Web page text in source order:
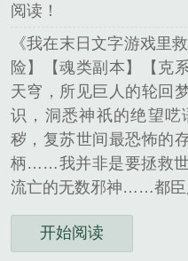
阅读！
《我在末日文字游戏里
险】【魂类副本】【克
天穹，所见巨人的轮回
识，洞悉神祇的绝望
秽，复苏世间最恐怖的
柄……我并非是要拯救
流亡的无数邪神……都臣
开始阅读